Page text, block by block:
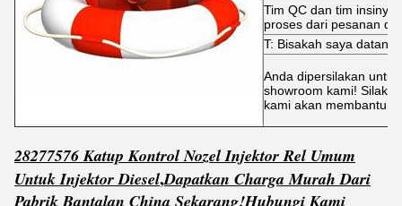
Tim QC dan tim
proses dari pesanan
T: Bisakah saya datang
Anda dipersilakan
showroom kami!
kami akan membantu
28277576 Katup Kontrol Nozel Injektor Rel Umum
Untuk Injektor Diesel,Dapatkan Charga Murah Dari
Pabrik Bantalan China Sekarang!Hubungi Kami